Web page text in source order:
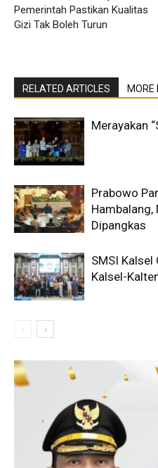
Pemerintah Pastikan Kualitas
Gizi Tak Boleh Turun
RELATED ARTICLES MORE
Merayakan
Prabowo
Hambalang,
Dipangkas
SMSI Kalsel
Kalsel-